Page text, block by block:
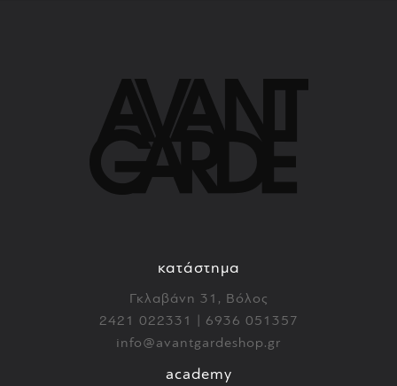
κατάστημα
Γκλαβάνη 31, Βόλος
2421 022331 | 6936 051357
info@avantgardeshop.gr
academy